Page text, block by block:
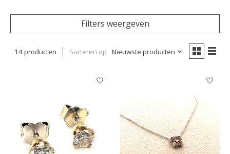
Filters weergeven
14 producten Sorteren op Nieuwste producten